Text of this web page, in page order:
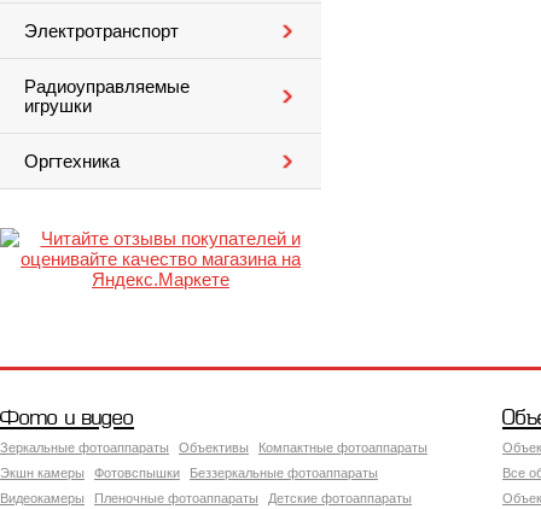
Электротранспорт
Радиоуправляемые
игрушки
Оргтехника
Фото и видео
Зеркальные фотоаппараты Объективы
Компактные фотоаппараты
Экшн камеры
Фотовспышки
Беззеркальные фотоаппараты
Видеокамеры
Пленочные фотоаппараты
Детские фотоаппараты
Все